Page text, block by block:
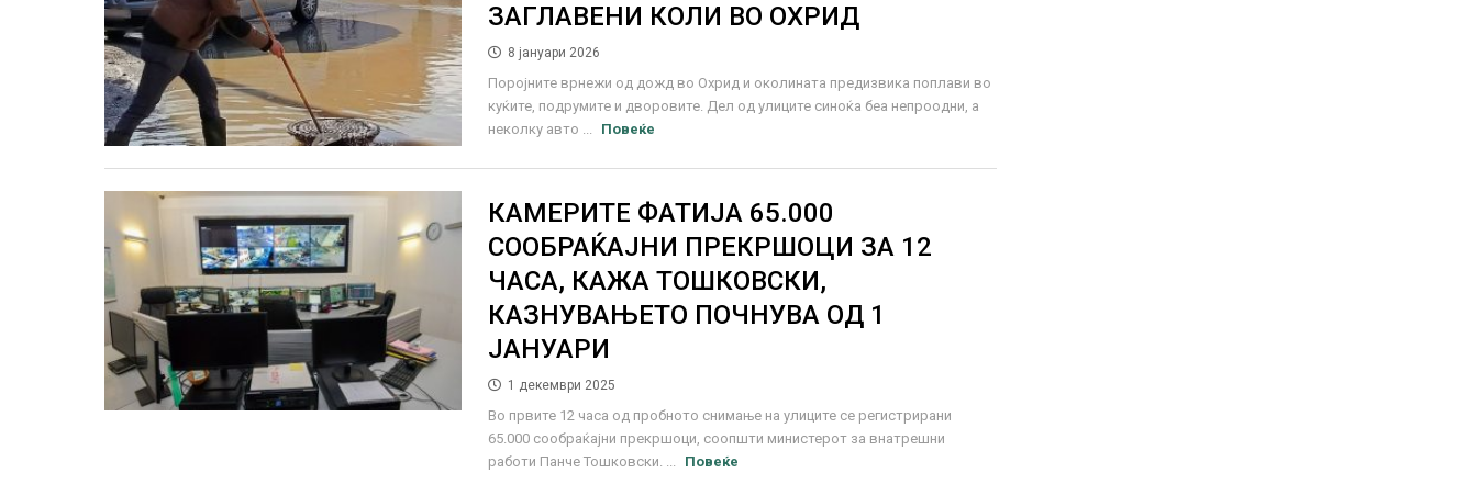
ЗАГЛАВЕНИ КОЛИ ВО ОХРИД
8 јануари 2026
Поројните врнежи од дожд во Охрид и околината предизвика поплави во
куќите, подрумите и дворовите. Дел од улиците синоќа беа непроодни, а
неколку авто ...
Повеќе
КАМЕРИТЕ ФАТИЈА 65.000
СООБРАЌАЈНИ ПРЕКРШОЦИ ЗА 12
ЧАСА, КАЖА ТОШКОВСКИ,
КАЗНУВАЊЕТО ПОЧНУВА ОД 1
ЈАНУАРИ
1 декември 2025
Во првите 12 часа од пробното снимање на улиците се регистрирани
65.000 сообраќајни прекршоци, соопшти министерот за внатрешни
работи Панче Тошковски. ...
Повеќе